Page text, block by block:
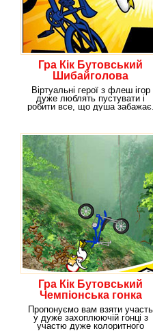
Гра Кік Бутовський
Шибайголова
Віртуальні герої з флеш ігор
дуже люблять пустувати і
робити все, що душа забажає.
Гра Кік Бутовський
Чемпіонська гонка
Пропонуємо вам взяти участь
у дуже захоплюючій гонці з
участю дуже колоритного